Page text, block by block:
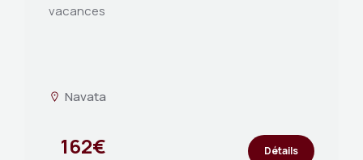
vacances
Navata
162€ Détails